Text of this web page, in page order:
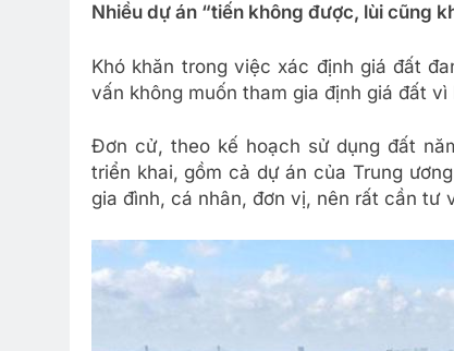
Nhiều dự án “tiến không được, lùi cũng
Khó khăn trong việc xác định giá đất
vấn không muốn tham gia định giá đất vì
Đơn cử, theo kế hoạch sử dụng đất
triển khai, gồm cả dự án của Trung
gia đình, cá nhân, đơn vị, nên rất cần tư